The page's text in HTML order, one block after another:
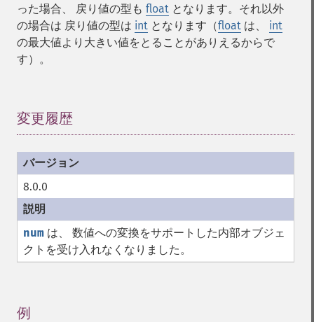
った場合、 戻り値の型も float となります。それ以外
の場合は 戻り値の型は int となります（float は、 int
の最大値より大きい値をとることがありえるからで
す）。
変更履歴
8.0.0
num は、 数値への変換をサポートした内部オブジェ
クトを受け入れなくなりました。
例